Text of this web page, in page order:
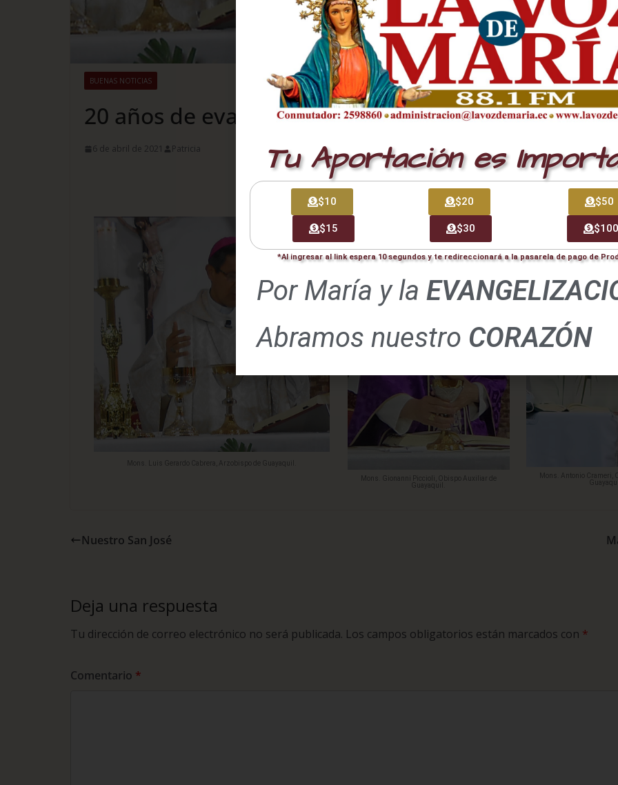
BUENAS NOTICIAS
20 años de evangelización
6 de abril de 2021 Patricia
Con solemnes eucaristías en nuestra capilla Espíritu
La Iglesia celebró junto a nosotros, los 20 años de
Mons. Luis Gerardo Cabrera, Arzobispo de Guayaquil.
Mons. Gionanni Piccioli, Obispo Auxiliar de
Guayaquil.
Mons. Antonio Crameri,
Nuestro San José
Deja una respuesta
Tu dirección de correo electrónico no será publicada. Los campos obligatorios están marcados con *
Comentario *
Tu Aportación es
$10
$15
$20
$30
$50
$100
*Al ingresar al link espera 10 segundos y te redireccionará a la pasarela de pago de
Por María y la
Abramos nuestro CORAZÓN